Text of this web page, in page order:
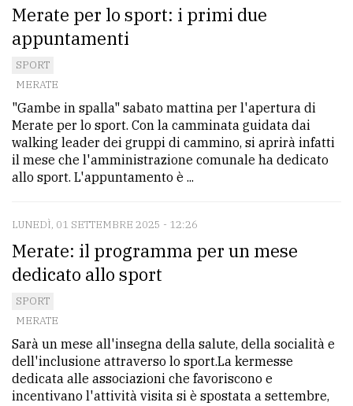
Merate per lo sport: i primi due
appuntamenti
SPORT
MERATE
"Gambe in spalla" sabato mattina per l'apertura di
Merate per lo sport. Con la camminata guidata dai
walking leader dei gruppi di cammino, si aprirà infatti
il mese che l'amministrazione comunale ha dedicato
allo sport. L'appuntamento è ...
LUNEDÌ, 01 SETTEMBRE 2025 - 12:26
Merate: il programma per un mese
dedicato allo sport
SPORT
MERATE
Sarà un mese all'insegna della salute, della socialità e
dell'inclusione attraverso lo sport.La kermesse
dedicata alle associazioni che favoriscono e
incentivano l'attività visita si è spostata a settembre,